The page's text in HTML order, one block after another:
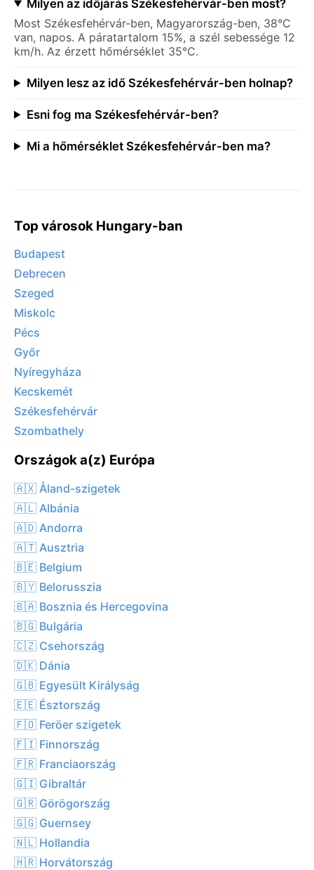
Milyen az időjárás Székesfehérvár-ben most?
Most Székesfehérvár-ben, Magyarország-ben, 38°C
van, napos. A páratartalom 15%, a szél sebessége 12
km/h. Az érzett hőmérséklet 35°C.
Milyen lesz az idő Székesfehérvár-ben holnap?
Esni fog ma Székesfehérvár-ben?
Mi a hőmérséklet Székesfehérvár-ben ma?
Top városok Hungary-ban
Budapest
Debrecen
Szeged
Miskolc
Pécs
Győr
Nyíregyháza
Kecskemét
Székesfehérvár
Szombathely
Országok a(z) Európa
🇦🇽 Åland-szigetek
🇦🇱 Albánia
🇦🇩 Andorra
🇦🇹 Ausztria
🇧🇪 Belgium
🇧🇾 Belorusszia
🇧🇦 Bosznia és Hercegovina
🇧🇬 Bulgária
🇨🇿 Csehország
🇩🇰 Dánia
🇬🇧 Egyesült Királyság
🇪🇪 Észtország
🇫🇴 Feröer szigetek
🇫🇮 Finnország
🇫🇷 Franciaország
🇬🇮 Gibraltár
🇬🇷 Görögország
🇬🇬 Guernsey
🇳🇱 Hollandia
🇭🇷 Horvátország